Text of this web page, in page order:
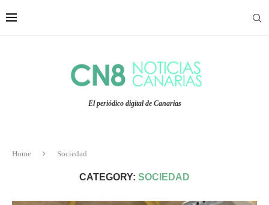
El periódico digital de Canarias
Home Sociedad
CATEGORY: SOCIEDAD